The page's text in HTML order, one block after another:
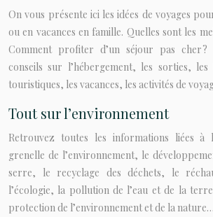
On vous présente ici les idées de voyages
ou en vacances en famille. Quelles sont les
Comment profiter d’un séjour pas cher ?
conseils sur l’hébergement, les sorties,
touristiques, les vacances, les activités de
Tout sur l’environnement
Retrouvez toutes les informations liées à
grenelle de l’environnement, le
serre, le recyclage des déchets, le
l’écologie, la pollution de l’eau et de la
protection de l’environnement et de la nature…